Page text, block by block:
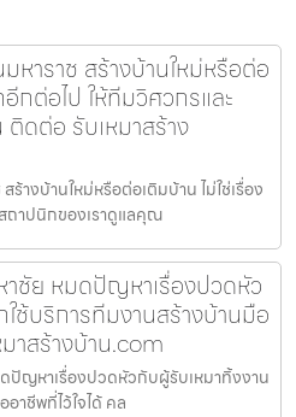
หาราช สร้างบ้านใหม่หรือต่อ
อีกต่อไป ให้ทีมวิศวกรและ
ดต่อ รับเหมาสร้าง
างบ้านใหม่หรือต่อเติมบ้าน ไม่ใช่เรื่อง
ถาปนิกของเราดูแลคุณ
ชัย หมดปัญหาเรื่องปวดหัว
ช้บริการทีมงานสร้างบ้านมือ
าสร้างบ้าน.com
ปัญหาเรื่องปวดหัวกับผู้รับเหมาทิ้งงาน
าชีพที่ไว้ใจได้ คล